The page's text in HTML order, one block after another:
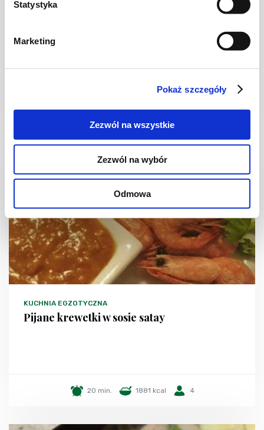
Statystyka
Marketing
Pokaż szczegóły
Zezwól na wszystkie
Zezwól na wybór
Odmowa
Kebab domowy
KUCHNIA EGZOTYCZNA
Pijane krewetki w sosie satay
20 min. 1881 kcal 4